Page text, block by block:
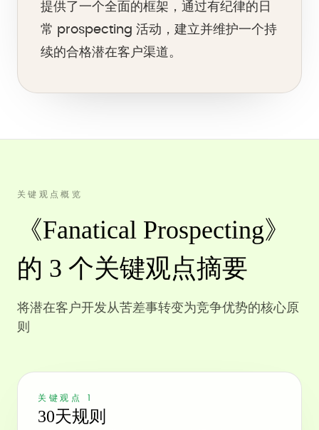
提供了一个全面的框架，通过有纪律的日
常 prospecting 活动，建立并维护一个持
续的合格潜在客户渠道。
关键观点概览
《Fanatical Prospecting》
的 3 个关键观点摘要
将潜在客户开发从苦差事转变为竞争优势的核心原
则
关键观点 1
30天规则